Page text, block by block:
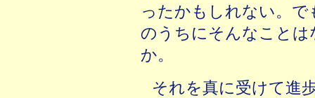
ったかもしれない。
のうちにそんなこと
か。
それを真に受けて進